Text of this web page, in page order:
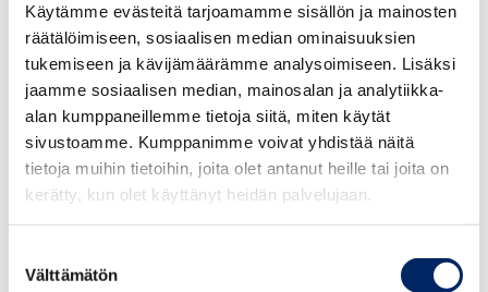
Käytämme evästeitä tarjoamamme sisällön ja mainosten
räätälöimiseen, sosiaalisen median ominaisuuksien
tukemiseen ja kävijämäärämme analysoimiseen. Lisäksi
jaamme sosiaalisen median, mainosalan ja analytiikka-
alan kumppaneillemme tietoja siitä, miten käytät
sivustoamme. Kumppanimme voivat yhdistää näitä
tietoja muihin tietoihin, joita olet antanut heille tai joita on
kerätty, kun olet käyttänyt heidän palvelujaan.
valinta
Välttämätön
muihin maihin.
“Kyse on Venäjän asemasta tulevaisuudessa, Euroopan
turvallisuusjärjestelmän vakauttamisesta ja siitä, miten
talous sodan jälkeen toipuu. Rauhan ehdot vaikuttavat
suoraan meidän turvallisuuteemme, talouteemme ja
hyvinvointiimme”, Romakkaniemi sanoo.